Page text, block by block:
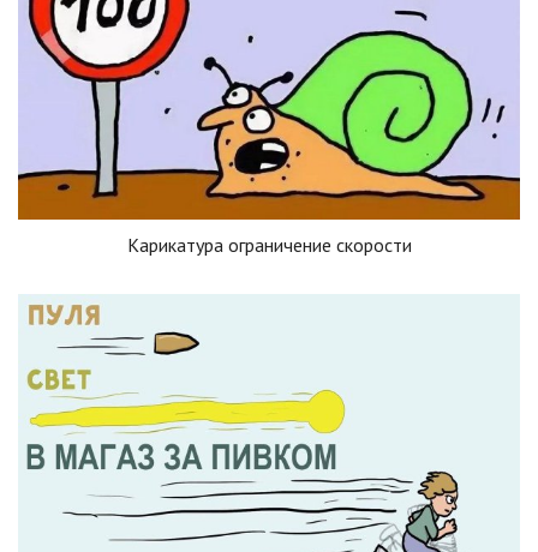
Карикатура ограничение скорости